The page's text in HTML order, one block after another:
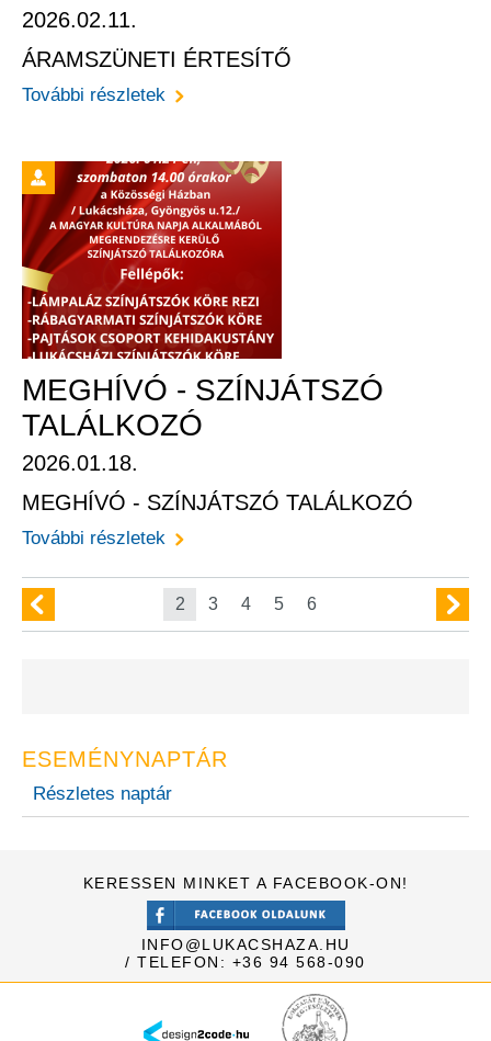
2026.02.11.
ÁRAMSZÜNETI ÉRTESÍTŐ
További részletek
MEGHÍVÓ - SZÍNJÁTSZÓ
TALÁLKOZÓ
2026.01.18.
MEGHÍVÓ - SZÍNJÁTSZÓ TALÁLKOZÓ
További részletek
2 3 4 5 6
ESEMÉNYNAPTÁR
Részletes naptár
KERESSEN MINKET A FACEBOOK-ON!
INFO@LUKACSHAZA.HU
/ TELEFON: +36 94 568-090